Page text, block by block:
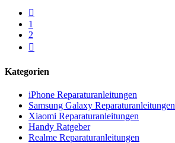

1
2

Kategorien
iPhone Reparaturanleitungen
Samsung Galaxy Reparaturanleitungen
Xiaomi Reparaturanleitungen
Handy Ratgeber
Realme Reparaturanleitungen